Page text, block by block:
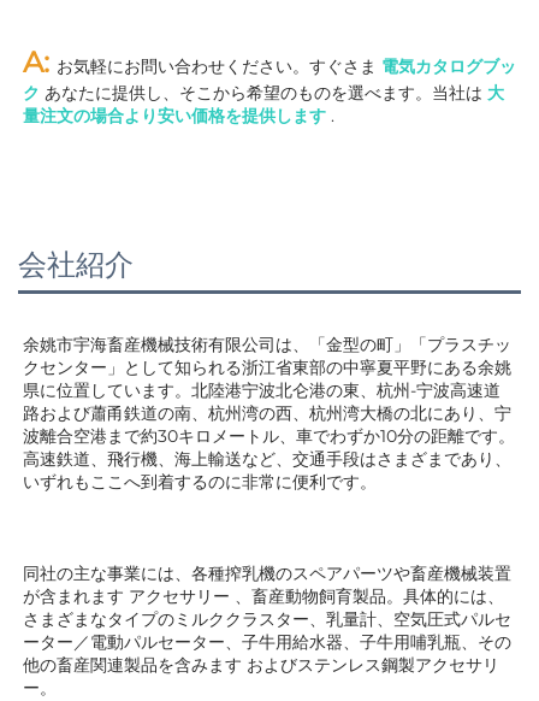
A: お気軽にお問い合わせください。すぐさま 電気カタログブッ
ク あなたに提供し、そこから希望のものを選べます。当社は 大
量注文の場合より安い価格を提供します .
会社紹介
余姚市宇海畜産機械技術有限公司は、「金型の町」「プラスチッ
クセンター」として知られる浙江省東部の中寧夏平野にある余姚
県に位置しています。北陸港宁波北仑港の東、杭州-宁波高速道
路および蕭甬鉄道の南、杭州湾の西、杭州湾大橋の北にあり、宁
波離合空港まで約30キロメートル、車でわずか10分の距離です。
高速鉄道、飛行機、海上輸送など、交通手段はさまざまであり、
いずれもここへ到着するのに非常に便利です。
同社の主な事業には、各種搾乳機のスペアパーツや畜産機械装置
が含まれます アクセサリー 、畜産動物飼育製品。具体的には、
さまざまなタイプのミルククラスター、乳量計、空気圧式パルセ
ーター／電動パルセーター、子牛用給水器、子牛用哺乳瓶、その
他の畜産関連製品を含みます およびステンレス鋼製アクセサリ
ー。